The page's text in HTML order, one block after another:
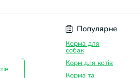
Популярне
Корма для
собак
Корм для котів
Корма та